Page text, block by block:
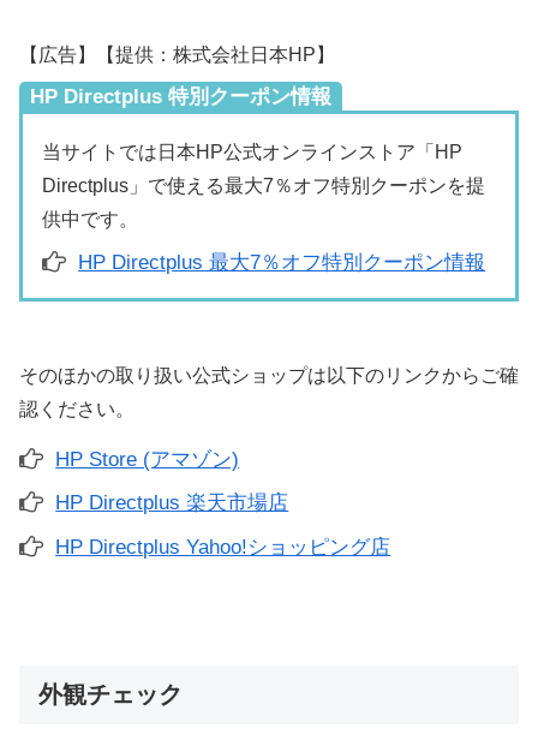
【広告】【提供：株式会社日本HP】
HP Directplus 特別クーポン情報
当サイトでは日本HP公式オンラインストア「HP
Directplus」で使える最大7％オフ特別クーポンを提
供中です。
HP Directplus 最大7％オフ特別クーポン情報
そのほかの取り扱い公式ショップは以下のリンクからご確
認ください。
HP Store (アマゾン)
HP Directplus 楽天市場店
HP Directplus Yahoo!ショッピング店
外観チェック